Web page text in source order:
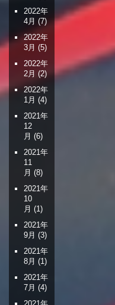
2022年
4月 (7)
2022年
3月 (5)
2022年
2月 (2)
2022年
1月 (4)
2021年
12
月 (6)
2021年
11
月 (8)
2021年
10
月 (1)
2021年
9月 (3)
2021年
8月 (1)
2021年
7月 (4)